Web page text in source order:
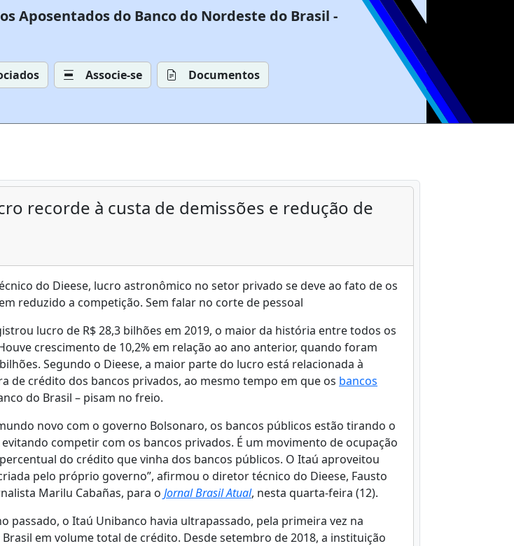
Aposentados do Banco do Nordeste do Brasil -
Associe-se
Documentos
recorde à custa de demissões e redução de
do Dieese, lucro astronômico no setor privado se deve ao fato de os
reduzido a competição. Sem falar no corte de pessoal
lucro de R$ 28,3 bilhões em 2019, o maior da história entre todos os
crescimento de 10,2% em relação ao ano anterior, quando foram
Segundo o Dieese, a maior parte do lucro está relacionada à
de crédito dos bancos privados, ao mesmo tempo em que os bancos
do Brasil – pisam no freio.
novo com o governo Bolsonaro, os bancos públicos estão tirando o
competir com os bancos privados. É um movimento de ocupação
do crédito que vinha dos bancos públicos. O Itaú aproveitou
pelo próprio governo”, afirmou o diretor técnico do Dieese, Fausto
Marilu Cabañas, para o Jornal Brasil Atual, nesta quarta-feira (12).
passado, o Itaú Unibanco havia ultrapassado, pela primeira vez na
em volume total de crédito. Desde setembro de 2018, a instituição